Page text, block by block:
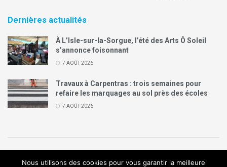
Dernières actualités
À L’Isle-sur-la-Sorgue, l’été des Arts Ô Soleil
s’annonce foisonnant
7 AOÛT 2026
Travaux à Carpentras : trois semaines pour
refaire les marquages au sol près des écoles
7 AOÛT 2026
Politique de confidentialité Mentions légales Contact
Nous utilisons des cookies pour vous garantir la meilleure